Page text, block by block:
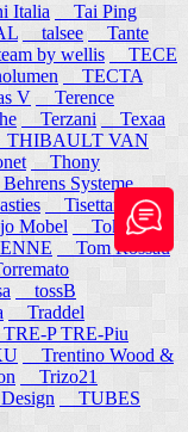
Italia
Tai Ping
talsee
Tante
by wellis
TECE
TECTA
V
Terence
Terzani
Texaa
VAN
Thony
Systeme
Tisettanta
Mobel
Token
Tom Rossau
tossB
Traddel
P TRE-Piu
Trentino Wood &
Trizo21
TUBES